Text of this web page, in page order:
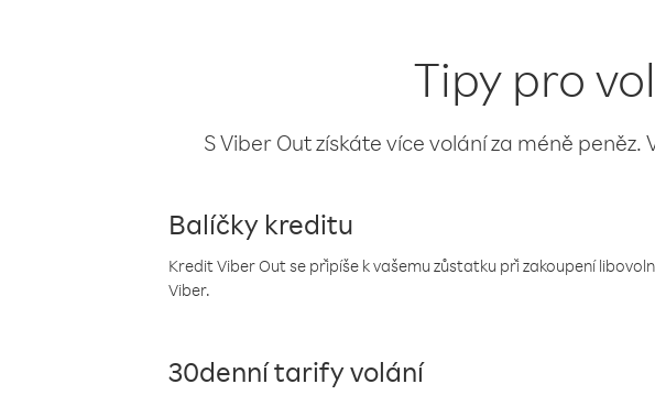
Tipy pro
S Viber Out získáte více volání za méně
Balíčky kreditu
Kredit Viber Out se připíše k vašemu zůstatku při zakoupení
Viber.
30denní tarify volání